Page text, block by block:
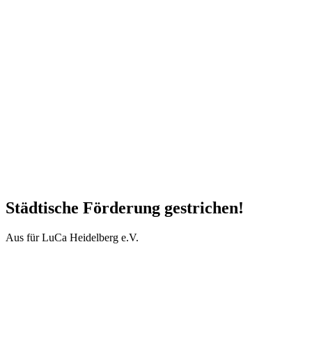
Städtische Förderung gestrichen!
Aus für LuCa Heidelberg e.V.